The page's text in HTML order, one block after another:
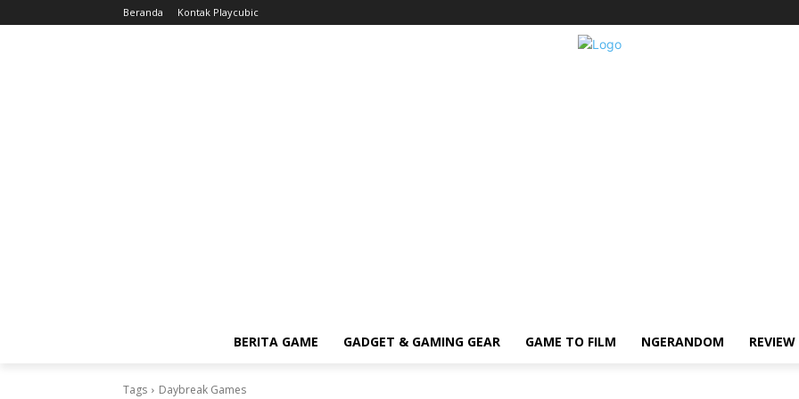
Beranda Kontak Playcubic
BERITA GAME GADGET & GAMING GEAR GAME TO FILM NGERANDOM REVIEW
Tags Daybreak Games